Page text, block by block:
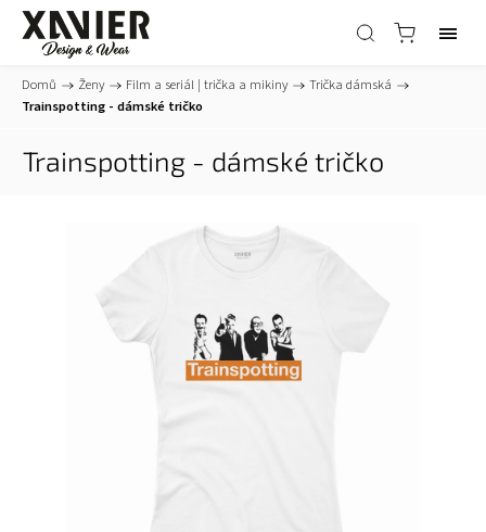
Domů / Ženy / Film a seriál | trička a mikiny / Trička dámská /
Trainspotting - dámské tričko
Trainspotting - dámské tričko